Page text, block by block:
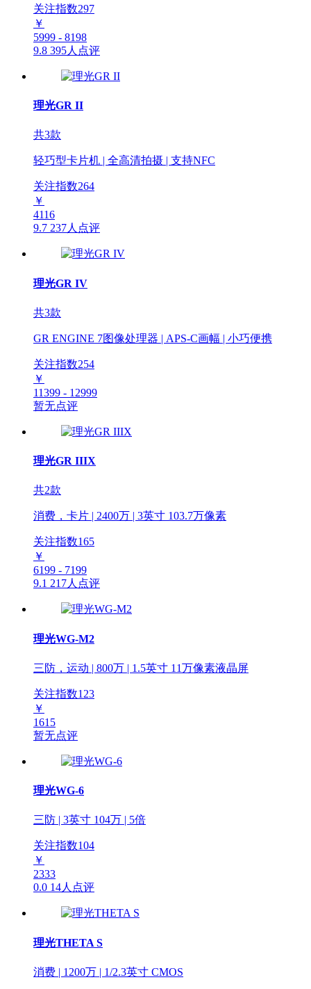
关注指数297
￥
5999 - 8198
9.8 395人点评
理光GR II
共3款
轻巧型卡片机 | 全高清拍摄 | 支持NFC
关注指数264
￥
4116
9.7 237人点评
理光GR IV
共3款
GR ENGINE 7图像处理器 | APS-C画幅 | 小巧便携
关注指数254
￥
11399 - 12999
暂无点评
理光GR IIIX
共2款
消费，卡片 | 2400万 | 3英寸 103.7万像素
关注指数165
￥
6199 - 7199
9.1 217人点评
理光WG-M2
三防，运动 | 800万 | 1.5英寸 11万像素液晶屏
关注指数123
￥
1615
暂无点评
理光WG-6
三防 | 3英寸 104万 | 5倍
关注指数104
￥
2333
0.0 14人点评
理光THETA S
消费 | 1200万 | 1/2.3英寸 CMOS